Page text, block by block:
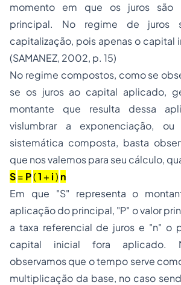
momento em que os juros são
principal. No regime de juros
capitalização, pois apenas o capital
(SAMANEZ, 2002, p. 15)
No regime compostos, como se
se os juros ao capital aplicado,
montante que resulta dessa
vislumbrar a exponenciação,
sistemática composta, basta
que nos valemos para seu cálculo,
S= P(1+ i) n
Em que "S" representa o
aplicação do principal, "P" o valor
a taxa referencial de juros e "n" o
capital inicial fora aplicado.
observamos que o tempo serve
multiplicação da base, no caso